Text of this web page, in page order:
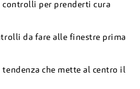
controlli per prenderti cura
da fare alle finestre prima
che mette al centro il